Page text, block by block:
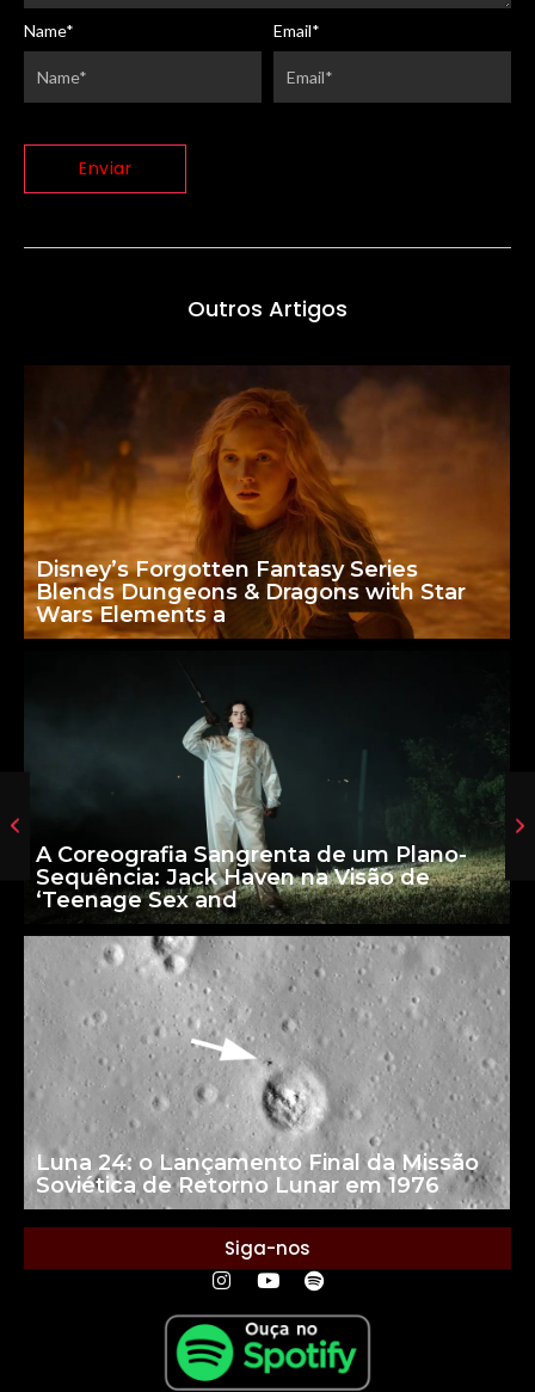
Name* Email*
Outros Artigos
Disney’s Forgotten Fantasy Series
Blends Dungeons & Dragons with Star
Wars Elements a
A Coreografia Sangrenta de um Plano-
Sequência: Jack Haven na Visão de
‘Teenage Sex and
Luna 24: o Lançamento Final da Missão
Soviética de Retorno Lunar em 1976
Siga-nos